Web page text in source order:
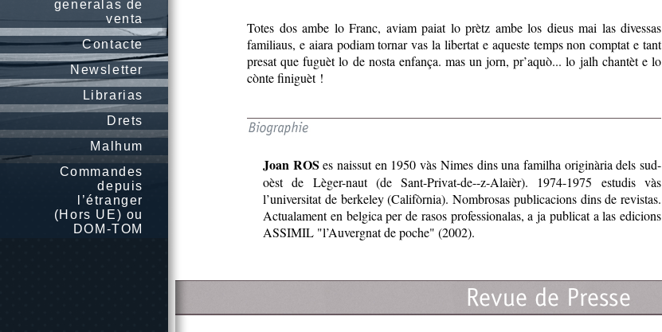
generalas de
venta
Contacte
Newsletter
Librarias
Drets
Malhum
Commandes
depuis
l’étranger
(Hors UE) ou
DOM-TOM
Totes dos ambe lo Franc, aviam paiat lo prètz ambe los dieus mai las divessas
familiaus, e aiara podiam tornar vas la libertat e aqueste temps non comptat e tant
presat que fuguèt lo de nosta enfança. mas un jorn, pr’aquò... lo jalh chantèt e lo
cònte finiguèt !
Joan ROS es naissut en 1950 vàs Nimes dins una familha originària dels sud-
oèst de Lèger-naut (de Sant-Privat-de--z-Alaièr). 1974-1975 estudis vàs
l’universitat de berkeley (Califòrnia). Nombrosas publicacions dins de revistas.
Actualament en belgica per de rasos professionalas, a ja publicat a las edicions
ASSIMIL "l’Auvergnat de poche" (2002).